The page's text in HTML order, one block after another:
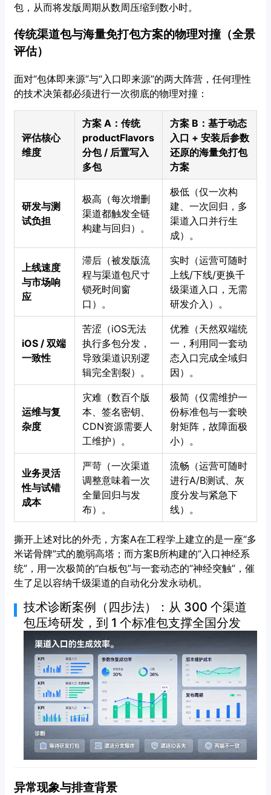
包，从而将发版周期从数周压缩到数小时。
传统渠道包与海量免打包方案的物理对撞（全景
评估）
面对“包体即来源”与“入口即来源”的两大阵营，任何理性
的技术决策都必须进行一次彻底的物理对撞：
评估核心
维度
方案 A：传统
productFlavors
分包 / 后置写入
多包
方案 B：基于动态
入口 + 安装后参数
还原的海量免打包
方案
研发与测
试负担
极高（每次增删
渠道都触发全链
构建与回归）。
极低（仅一次构
建、一次回归，多
渠道入口并行生
成）。
上线速度
与市场响
应
滞后（被发版流
程与渠道包尺寸
锁死时间窗
口）。
实时（运营可随时
上线/下线/更换千
级渠道入口，无需
研发介入）。
iOS / 双端
一致性
苦涩（iOS无法
执行多包分发，
导致渠道识别逻
辑完全割裂）。
优雅（天然双端统
一，利用同一套动
态入口完成全域归
因）。
运维与复
杂度
灾难（数百个版
本、签名密钥、
CDN资源需要人
工维护）。
极简（仅需维护一
份标准包与一套映
射矩阵，故障面极
小）。
业务灵活
性与试错
成本
严苛（一次渠道
调整意味着一次
全量回归与发
布）。
流畅（运营可随时
进行A/B测试、灰
度分发与紧急下
线）。
撕开上述对比的外壳，方案A在工程学上建立的是一座“多
米诺骨牌”式的脆弱高塔；而方案B所构建的“入口神经系
统”，用一次极简的“白板包”与一套动态的“神经突触”，催
生了足以容纳千级渠道的自动化分发永动机。
技术诊断案例（四步法）：从 300 个渠道
包压垮研发，到 1 个标准包支撑全国分发
异常现象与排查背景